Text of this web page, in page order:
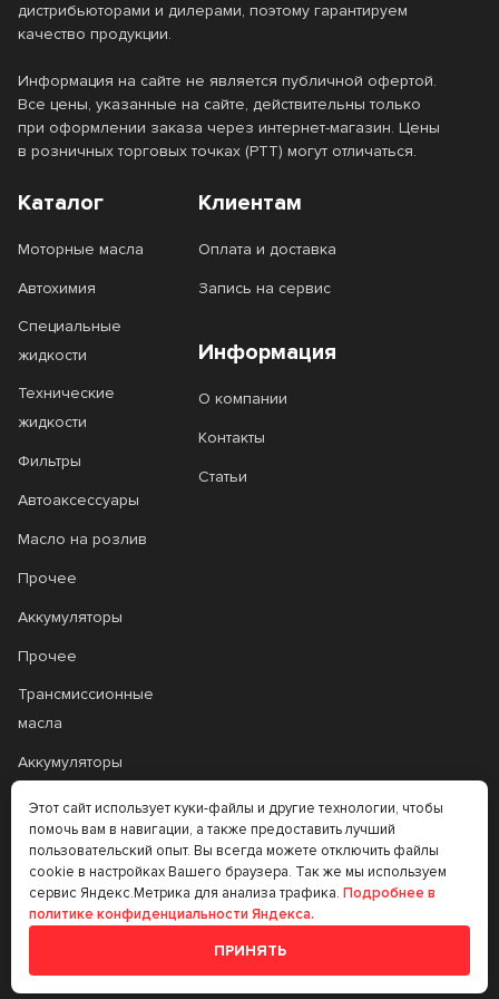
дистрибьюторами и дилерами, поэтому гарантируем
качество продукции.
Информация на сайте не является публичной офертой.
Все цены, указанные на сайте, действительны только
при оформлении заказа через интернет-магазин. Цены
в розничных торговых точках (РТТ) могут отличаться.
Каталог
Моторные масла
Автохимия
Специальные
жидкости
Технические
жидкости
Фильтры
Автоаксессуары
Масло на розлив
Прочее
Аккумуляторы
Прочее
Трансмиссионные
масла
Аккумуляторы
Клиентам
Оплата и доставка
Запись на сервис
Информация
О компании
Контакты
Статьи
+7 (383) 335-77-99
rtt@m-masel.ru
Этот сайт использует куки-файлы и другие технологии, чтобы
помочь вам в навигации, а также предоставить лучший
пользовательский опыт. Вы всегда можете отключить файлы
cookie в настройках Вашего браузера. Так же мы используем
сервис Яндекс.Метрика для анализа трафика. Подробнее в
политике конфиденциальности Яндекса.
ПРИНЯТЬ